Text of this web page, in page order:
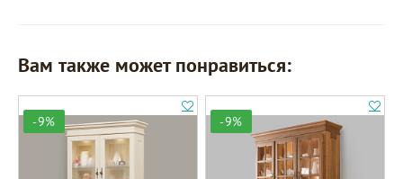
Вам также может понравиться:
-9% -9%